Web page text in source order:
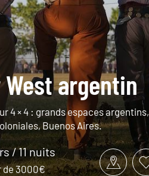
West argentin
4 × 4 : grands espaces argentins,
Buenos Aires.
/ 11 nuits
de 3000€